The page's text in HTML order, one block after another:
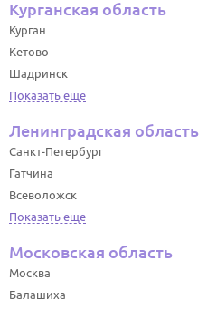
Курганская область
Курган
Кетово
Шадринск
Показать еще
Ленинградская область
Санкт-Петербург
Гатчина
Всеволожск
Показать еще
Московская область
Москва
Балашиха